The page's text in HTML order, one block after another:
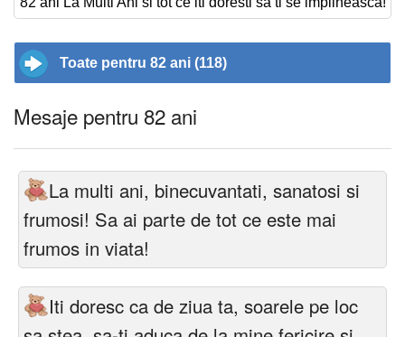
Toate pentru 82 ani (118)
Mesaje pentru 82 ani
La multi ani, binecuvantati, sanatosi si
frumosi! Sa ai parte de tot ce este mai
frumos in viata!
Iti doresc ca de ziua ta, soarele pe loc